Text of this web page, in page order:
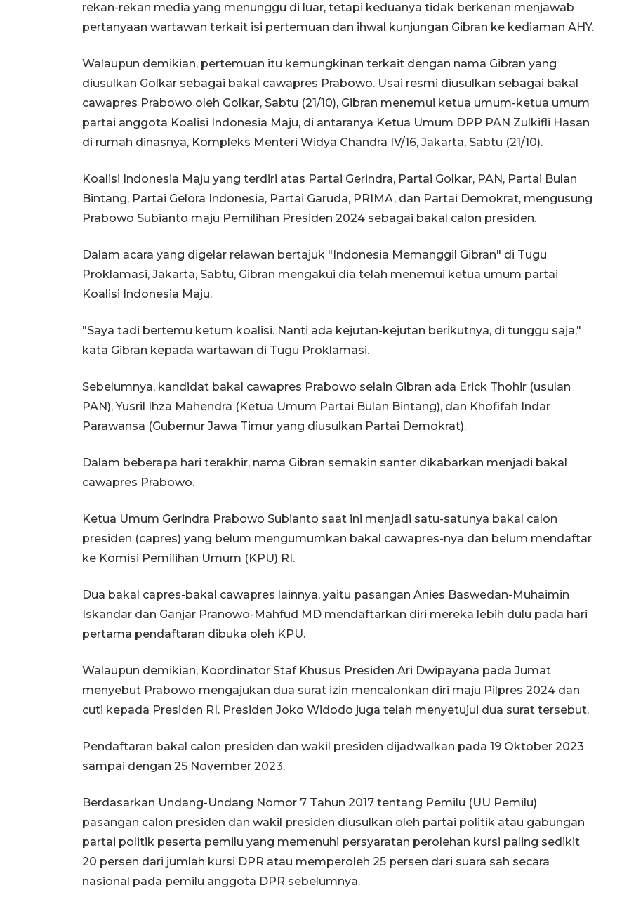
rekan-rekan media yang menunggu di luar, tetapi keduanya tidak berkenan menjawab
pertanyaan wartawan terkait isi pertemuan dan ihwal kunjungan Gibran ke kediaman AHY.
Walaupun demikian, pertemuan itu kemungkinan terkait dengan nama Gibran yang
diusulkan Golkar sebagai bakal cawapres Prabowo. Usai resmi diusulkan sebagai bakal
cawapres Prabowo oleh Golkar, Sabtu (21/10), Gibran menemui ketua umum-ketua umum
partai anggota Koalisi Indonesia Maju, di antaranya Ketua Umum DPP PAN Zulkifli Hasan
di rumah dinasnya, Kompleks Menteri Widya Chandra IV/16, Jakarta, Sabtu (21/10).
Koalisi Indonesia Maju yang terdiri atas Partai Gerindra, Partai Golkar, PAN, Partai Bulan
Bintang, Partai Gelora Indonesia, Partai Garuda, PRIMA, dan Partai Demokrat, mengusung
Prabowo Subianto maju Pemilihan Presiden 2024 sebagai bakal calon presiden.
Dalam acara yang digelar relawan bertajuk "Indonesia Memanggil Gibran" di Tugu
Proklamasi, Jakarta, Sabtu, Gibran mengakui dia telah menemui ketua umum partai
Koalisi Indonesia Maju.
"Saya tadi bertemu ketum koalisi. Nanti ada kejutan-kejutan berikutnya, di tunggu saja,"
kata Gibran kepada wartawan di Tugu Proklamasi.
Sebelumnya, kandidat bakal cawapres Prabowo selain Gibran ada Erick Thohir (usulan
PAN), Yusril Ihza Mahendra (Ketua Umum Partai Bulan Bintang), dan Khofifah Indar
Parawansa (Gubernur Jawa Timur yang diusulkan Partai Demokrat).
Dalam beberapa hari terakhir, nama Gibran semakin santer dikabarkan menjadi bakal
cawapres Prabowo.
Ketua Umum Gerindra Prabowo Subianto saat ini menjadi satu-satunya bakal calon
presiden (capres) yang belum mengumumkan bakal cawapres-nya dan belum mendaftar
ke Komisi Pemilihan Umum (KPU) RI.
Dua bakal capres-bakal cawapres lainnya, yaitu pasangan Anies Baswedan-Muhaimin
Iskandar dan Ganjar Pranowo-Mahfud MD mendaftarkan diri mereka lebih dulu pada hari
pertama pendaftaran dibuka oleh KPU.
Walaupun demikian, Koordinator Staf Khusus Presiden Ari Dwipayana pada Jumat
menyebut Prabowo mengajukan dua surat izin mencalonkan diri maju Pilpres 2024 dan
cuti kepada Presiden RI. Presiden Joko Widodo juga telah menyetujui dua surat tersebut.
Pendaftaran bakal calon presiden dan wakil presiden dijadwalkan pada 19 Oktober 2023
sampai dengan 25 November 2023.
Berdasarkan Undang-Undang Nomor 7 Tahun 2017 tentang Pemilu (UU Pemilu)
pasangan calon presiden dan wakil presiden diusulkan oleh partai politik atau gabungan
partai politik peserta pemilu yang memenuhi persyaratan perolehan kursi paling sedikit
20 persen dari jumlah kursi DPR atau memperoleh 25 persen dari suara sah secara
nasional pada pemilu anggota DPR sebelumnya.